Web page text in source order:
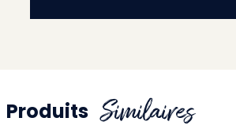
Produits Similaires